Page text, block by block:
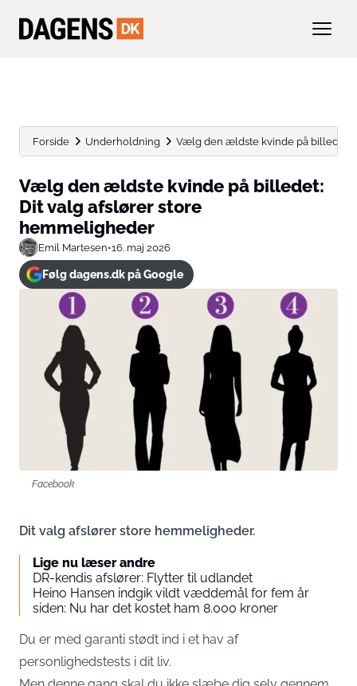
Forside Underholdning Vælg den ældste kvinde på billedet:
Vælg den ældste kvinde på billedet:
Dit valg afslører store
hemmeligheder
Emil Martesen•16. maj 2026
Følg dagens.dk på Google
Facebook
Dit valg afslører store hemmeligheder.
Lige nu læser andre
DR-kendis afslører: Flytter til udlandet
Heino Hansen indgik vildt væddemål for fem år
siden: Nu har det kostet ham 8.000 kroner
Du er med garanti stødt ind i et hav af
personlighedstests i dit liv.